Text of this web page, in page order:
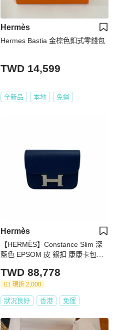
Hermès
Hermes Bastia 金棕色釦式零錢包
TWD 14,599
全新品 本地 免運
Hermès
【HERMÈS】Constance Slim 深
藍色 EPSOM 皮 銀扣 康康卡包／
TWD 88,778
現折 2,000
狀況良好 香港 免運